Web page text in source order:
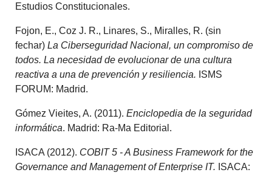
Estudios Constitucionales.
Fojon, E., Coz J. R., Linares, S., Miralles, R. (sin
fechar)La Ciberseguridad Nacional, un compromiso de
todos. La necesidad de evolucionar de una cultura
reactiva a una de prevención y resiliencia. ISMS
FORUM: Madrid.
Gómez Vieites, A. (2011).Enciclopedia de la seguridad
informática. Madrid: Ra-Ma Editorial.
ISACA (2012). COBIT 5 - A Business Framework for the
Governance and Management of Enterprise IT. ISACA: